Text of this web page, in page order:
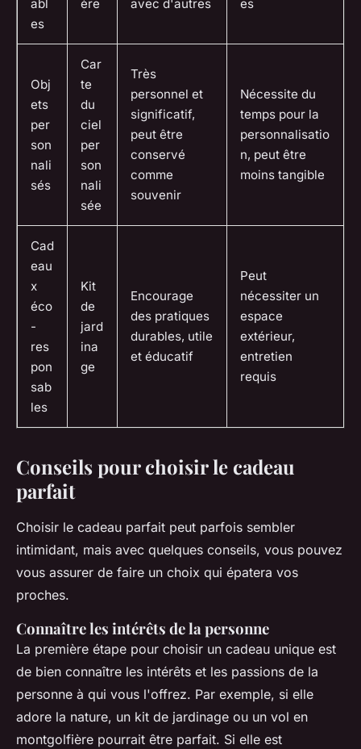
abl
es
ère avec d'autres es
Obj
ets
per
son
nali
sés
Car
te
du
ciel
per
son
nali
sée
Très
personnel et
significatif,
peut être
conservé
comme
souvenir
Nécessite du
temps pour la
personnalisatio
n, peut être
moins tangible
Cad
eau
x
éco
-
res
pon
sab
les
Kit
de
jard
ina
ge
Encourage
des pratiques
durables, utile
et éducatif
Peut
nécessiter un
espace
extérieur,
entretien
requis
Conseils pour choisir le cadeau
parfait
Choisir le cadeau parfait peut parfois sembler
intimidant, mais avec quelques conseils, vous pouvez
vous assurer de faire un choix qui épatera vos
proches.
Connaître les intérêts de la personne
La première étape pour choisir un cadeau unique est
de bien connaître les intérêts et les passions de la
personne à qui vous l'offrez. Par exemple, si elle
adore la nature, un kit de jardinage ou un vol en
montgolfière pourrait être parfait. Si elle est